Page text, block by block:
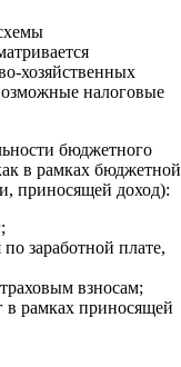
хозяйственных
налоговые
бюджетного
в рамках бюджетной
приносящей доход):
заработной плате,
взносам;
в рамках приносящей